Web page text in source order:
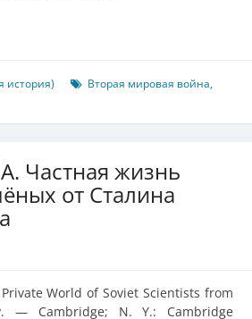
история) Вторая мировая война,
Частная жизнь
от Сталина
World of Soviet Scientists from
— Cambridge; N. Y.: Cambridge